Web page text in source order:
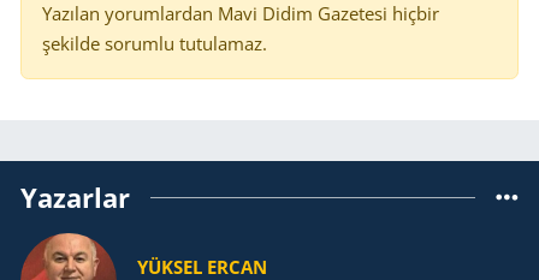
Yazılan yorumlardan Mavi Didim Gazetesi hiçbir
şekilde sorumlu tutulamaz.
Yazarlar
YÜKSEL ERCAN